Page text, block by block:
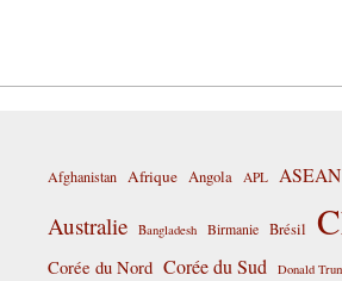
Afghanistan Afrique Angola APL ASEAN
Australie Bangladesh Birmanie Brésil
Corée du Nord Corée du Sud Donald